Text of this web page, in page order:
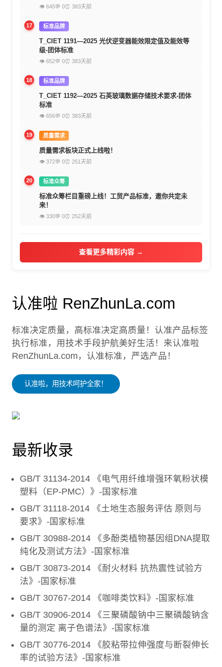
👁 645💬 0⏰ 383天前
17 标准品牌
T_CIET 1191—2025 光伏逆变器能效限定值及能效等
级-团体标准
👁 652💬 0⏰ 383天前
18 标准品牌
T_CIET 1192—2025 石英玻璃数据存储技术要求-团体
标准
👁 656💬 0⏰ 383天前
19 质量需求
质量需求板块正式上线啦！
👁 372💬 0⏰ 251天前
20 标准众筹
标准众筹栏目重磅上线！工贸产品标准，邀你共定未
来！
👁 330💬 0⏰ 252天前
查看更多精彩内容 →
认准啦 RenZhunLa.com
标准决定质量，高标准决定高质量！认准产品标签
执行标准，用技术手段护航美好生活！来认准啦
RenZhunLa.com，认准标准，严选产品！
认准啦，用技术呵护全家！
最新收录
GB/T 31134-2014 《电气用纤维增强环氧粉状模
塑料（EP-PMC）》-国家标准
GB/T 31118-2014 《土地生态服务评估 原则与
要求》-国家标准
GB/T 30988-2014 《多酚类植物基因组DNA提取
纯化及测试方法》-国家标准
GB/T 30873-2014 《耐火材料 抗热震性试验方
法》-国家标准
GB/T 30767-2014 《咖啡类饮料》-国家标准
GB/T 30906-2014 《三聚磷酸钠中三聚磷酸钠含
量的测定 离子色谱法》-国家标准
GB/T 30776-2014 《胶粘带拉伸强度与断裂伸长
率的试验方法》-国家标准